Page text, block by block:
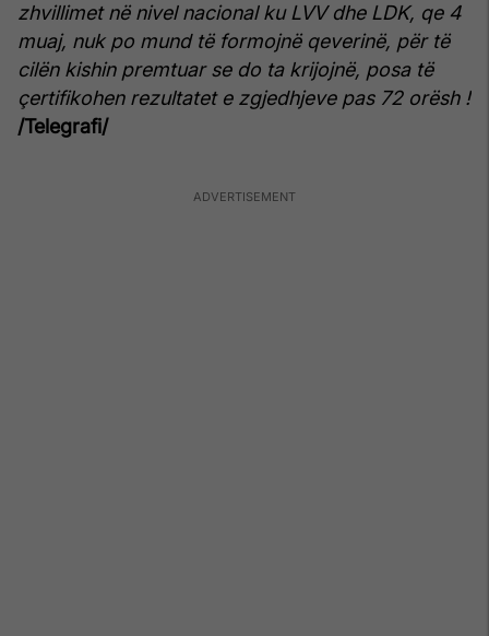
zhvillimet në nivel nacional ku LVV dhe LDK, qe 4
muaj, nuk po mund të formojnë qeverinë, për të
cilën kishin premtuar se do ta krijojnë, posa të
çertifikohen rezultatet e zgjedhjeve pas 72 orësh !
/Telegrafi/